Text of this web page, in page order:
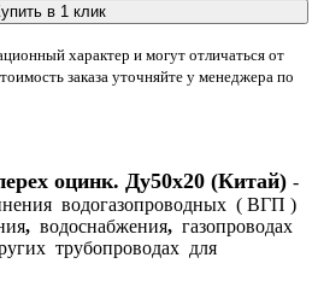
в 1 клик
характер и могут отличаться от
заказа уточняйте у менеджера по
оцинк. Ду50х20 (Китай) -
водогазопроводных ( ВГП )
, водоснабжения, газопроводах
трубопроводах для